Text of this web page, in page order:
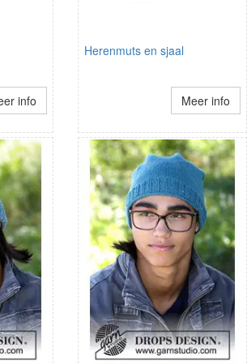
info
Herenmuts en sjaal
Meer info